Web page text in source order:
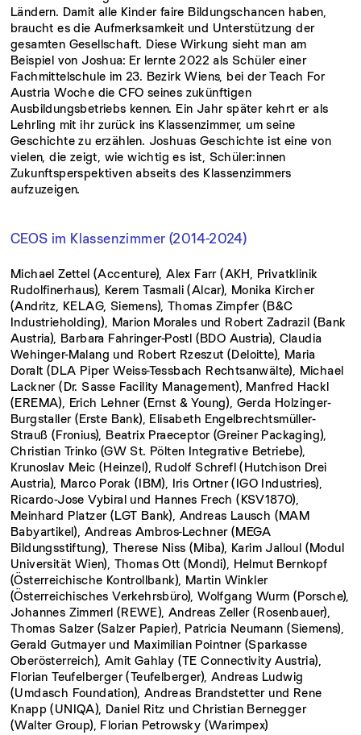
Ländern. Damit alle Kinder faire Bildungschancen haben,
braucht es die Aufmerksamkeit und Unterstützung der
gesamten Gesellschaft. Diese Wirkung sieht man am
Beispiel von Joshua: Er lernte 2022 als Schüler einer
Fachmittelschule im 23. Bezirk Wiens, bei der Teach For
Austria Woche die CFO seines zukünftigen
Ausbildungsbetriebs kennen. Ein Jahr später kehrt er als
Lehrling mit ihr zurück ins Klassenzimmer, um seine
Geschichte zu erzählen. Joshuas Geschichte ist eine von
vielen, die zeigt, wie wichtig es ist, Schüler:innen
Zukunftsperspektiven abseits des Klassenzimmers
aufzuzeigen.
CEOS im Klassenzimmer (2014-2024)
Michael Zettel (Accenture), Alex Farr (AKH, Privatklinik
Rudolfinerhaus), Kerem Tasmali (Alcar), Monika Kircher
(Andritz, KELAG, Siemens), Thomas Zimpfer (B&C
Industrieholding), Marion Morales und Robert Zadrazil (Bank
Austria), Barbara Fahringer-Postl (BDO Austria), Claudia
Wehinger-Malang und Robert Rzeszut (Deloitte), Maria
Doralt (DLA Piper Weiss-Tessbach Rechtsanwälte), Michael
Lackner (Dr. Sasse Facility Management), Manfred Hackl
(EREMA), Erich Lehner (Ernst & Young), Gerda Holzinger-
Burgstaller (Erste Bank), Elisabeth Engelbrechtsmüller-
Strauß (Fronius), Beatrix Praeceptor (Greiner Packaging),
Christian Trinko (GW St. Pölten Integrative Betriebe),
Krunoslav Meic (Heinzel), Rudolf Schrefl (Hutchison Drei
Austria), Marco Porak (IBM), Iris Ortner (IGO Industries),
Ricardo-Jose Vybiral und Hannes Frech (KSV1870),
Meinhard Platzer (LGT Bank), Andreas Lausch (MAM
Babyartikel), Andreas Ambros-Lechner (MEGA
Bildungsstiftung), Therese Niss (Miba), Karim Jalloul (Modul
Universität Wien), Thomas Ott (Mondi), Helmut Bernkopf
(Österreichische Kontrollbank), Martin Winkler
(Österreichisches Verkehrsbüro), Wolfgang Wurm (Porsche),
Johannes Zimmerl (REWE), Andreas Zeller (Rosenbauer),
Thomas Salzer (Salzer Papier), Patricia Neumann (Siemens),
Gerald Gutmayer und Maximilian Pointner (Sparkasse
Oberösterreich), Amit Gahlay (TE Connectivity Austria),
Florian Teufelberger (Teufelberger), Andreas Ludwig
(Umdasch Foundation), Andreas Brandstetter und Rene
Knapp (UNIQA), Daniel Ritz und Christian Bernegger
(Walter Group), Florian Petrowsky (Warimpex)